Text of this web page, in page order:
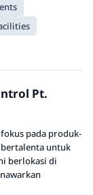
Pt.
pada produk-
untuk
berlokasi di